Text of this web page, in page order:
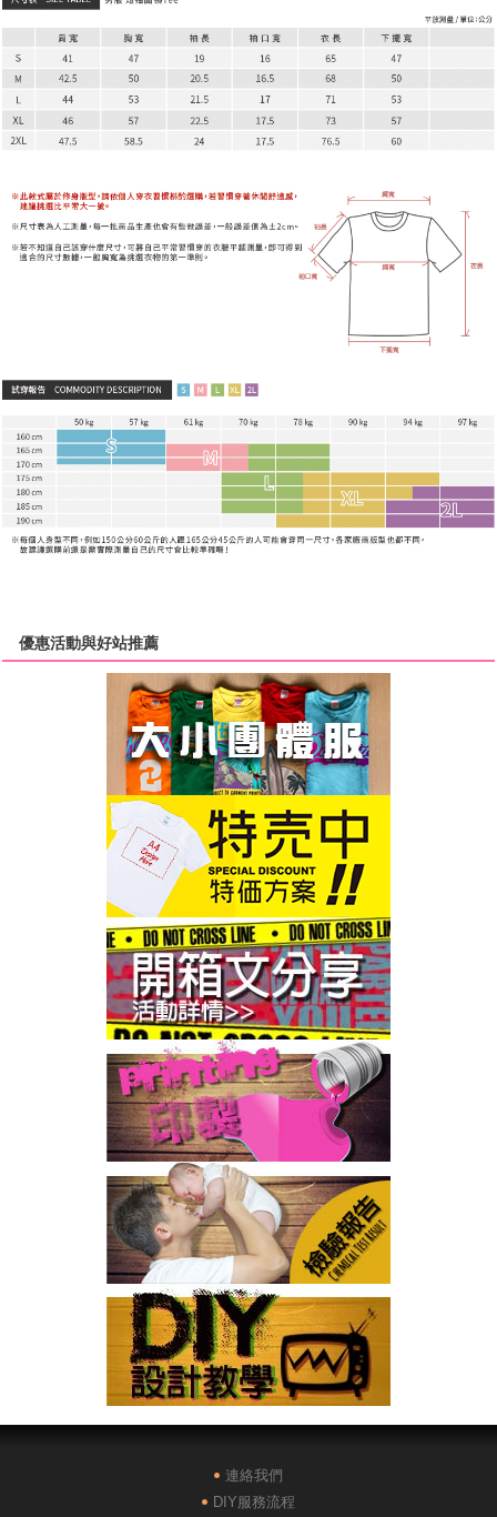
優惠活動與好站推薦
連絡我們
DIY服務流程